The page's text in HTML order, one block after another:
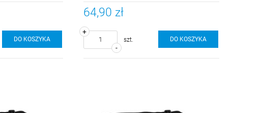
DO KOSZYKA
64,90 zł
-
+
szt. DO KOSZYKA